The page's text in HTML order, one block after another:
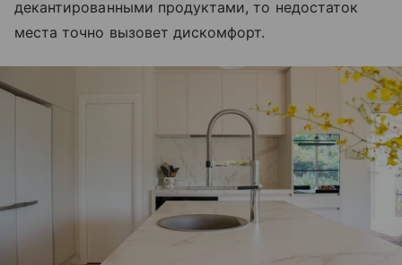
декантированными продуктами, то недостаток
места точно вызовет дискомфорт.